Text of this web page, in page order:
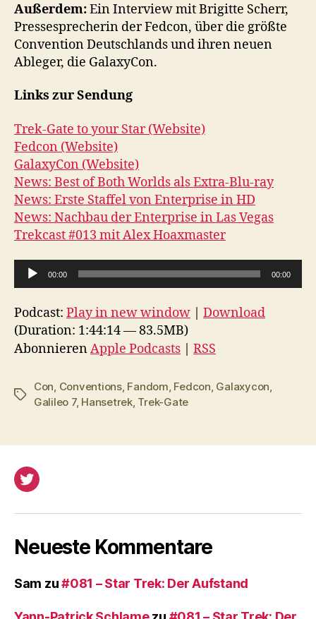
Außerdem:Ein Interview mit Brigitte Scherr,
Pressesprecherin der Fedcon, über die größte
Convention Deutschlands und ihren neuen
Ableger, die GalaxyCon.
Links zur Sendung
Trek-Gate to your Star (Website)
Fedcon (Website)
GalaxyCon (Website)
News: Best of Both Worlds als Extra-Blu-ray
News: Erste Staffel von Enterprise in HD
News: Nachbau der Enterprise in Las Vegas
Trekcast #013 mit Alex Hoaxmaster
u
d
i
o
l
r
00:00 00:00
Podcast: Play in new window | Download
(Duration: 1:44:14 — 83.5MB)
AbonnierenApple Podcasts | RSS
Schlagwörter
Con Conventions, Fandom Fedcon Galaxycon
Galileo 7, Hansetrek, Trek-Gate
Twitter
Neueste Kommentare
Sam zu#081 – Star Trek: Der Aufstand